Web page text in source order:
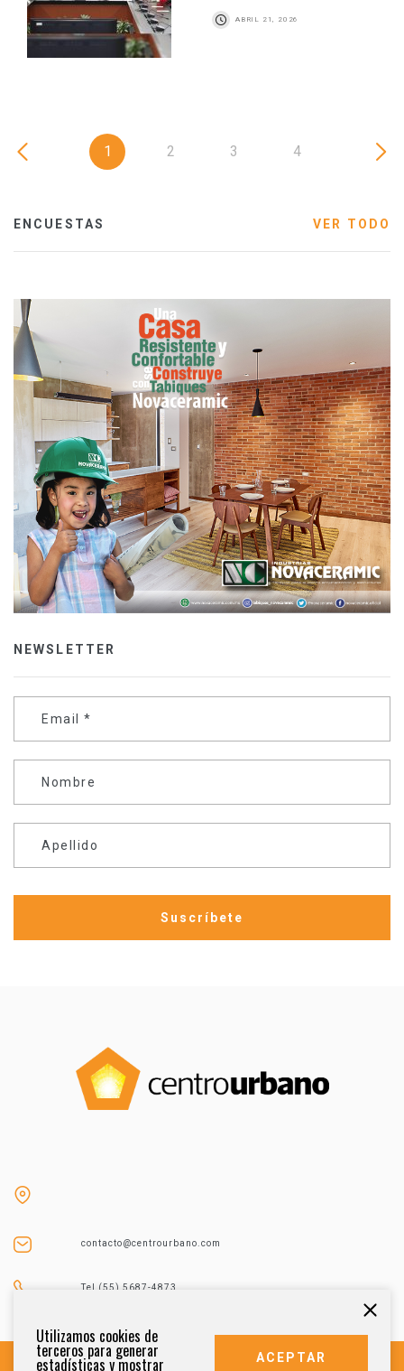
ABRIL 21, 2026
1 2 3 4
ENCUESTAS VER TODO
NEWSLETTER
Email *
Nombre
Apellido
contacto@centrourbano.com
Tel (55) 5687-4873
Utilizamos cookies de
terceros para generar
estadísticas y mostrar ACEPTAR